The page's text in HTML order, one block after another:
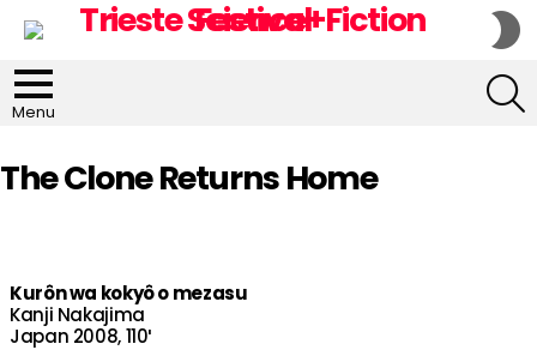
Menu
The Clone Returns Home
Kurôn wa kokyô o mezasu
Kanji Nakajima
Japan 2008, 110′